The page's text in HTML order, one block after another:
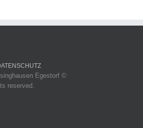
Egestorf ©
reserved.